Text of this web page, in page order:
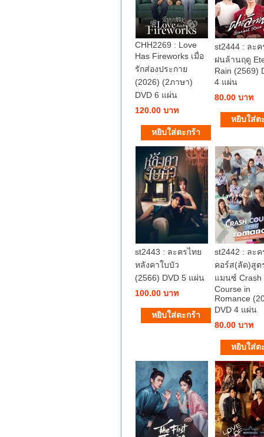
CHH2269 : Love
Has Fireworks เมื่อ
รักส่องประกาย
(2026) (2ภาษา)
DVD 6 แผ่น
120.00 บาท
st2444 : ละค
ฝนล้านฤดู
Rain (2569)
4 แผ่น
80.00 บาท
st2443 : ละครไทย
หลังคาใบบัว
(2566) DVD 5 แผ่น
100.00 บาท
st2442 : ละค
คอร์ส(ลัด)สูต
แมนซ์ Crash
Course in
Romance
DVD 4 แผ่น
80.00 บาท